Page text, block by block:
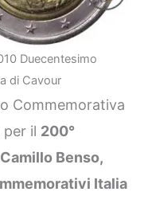
Duecentesimo
di Cavour
Commemorativa
il 200°
Benso,
Italia